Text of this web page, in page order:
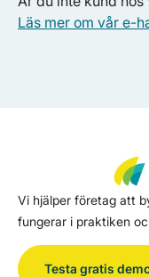
Läs mer om vår e-
Vi hjälper företag att
fungerar i praktiken
Testa gratis